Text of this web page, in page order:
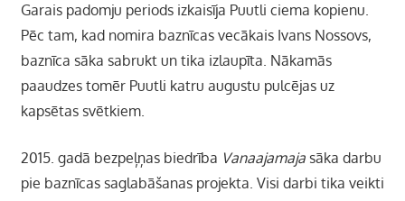
Garais padomju periods izkaisīja Puutli ciema kopienu.
Pēc tam, kad nomira baznīcas vecākais Ivans Nossovs,
baznīca sāka sabrukt un tika izlaupīta. Nākamās
paaudzes tomēr Puutli katru augustu pulcējas uz
kapsētas svētkiem.
2015. gadā bezpeļņas biedrība Vanaajamajasāka darbu
pie baznīcas saglabāšanas projekta. Visi darbi tika veikti